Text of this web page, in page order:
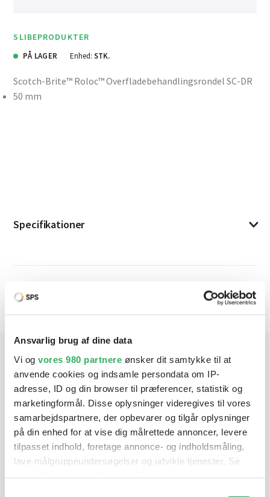
Ansvarlig brug af dine data
Vi og vores 980 partnere ønsker dit samtykke til at
anvende cookies og indsamle persondata om IP-
adresse, ID og din browser til præferencer, statistik og
marketingformål. Disse oplysninger videregives til vores
samarbejdspartnere, der opbevarer og tilgår oplysninger
på din enhed for at vise dig målrettede annoncer, levere
tilpasset indhold, foretage annonce- og indholdsmåling,
lave målgruppeundersøgelser og udvikle tjenester. Se
SLIBEPRODUKTER
PÅ LAGER Enhed: STK.
Scotch-Brite™ Roloc™ Overfladebehandlingsrondel SC-DR
50 mm
Specifikationer
Produktbeskrivelse
Har du brug for hjælp? Vi sidder
klar ved telefonen
Vi tilbyder et bredt sortiment af produkter til
autolakering. Lige meget om du skal bruge en enkelt farve,
en sprøjtepistol eller om du har behov for en